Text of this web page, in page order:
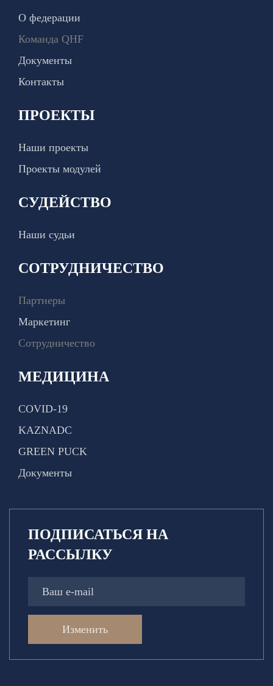
О федерации
Команда QHF
Документы
Контакты
ПРОЕКТЫ
Наши проекты
Проекты модулей
СУДЕЙСТВО
Наши судьи
СОТРУДНИЧЕСТВО
Партнеры
Маркетинг
Сотрудничество
МЕДИЦИНА
COVID-19
KAZNADC
GREEN PUCK
Документы
ПОДПИСАТЬСЯ НА
РАССЫЛКУ
Изменить